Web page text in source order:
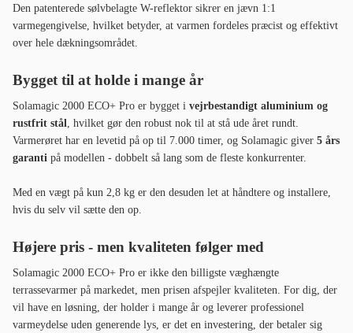
Den patenterede sølvbelagte W-reflektor sikrer en jævn 1:1
varmegengivelse, hvilket betyder, at varmen fordeles præcist og effektivt
over hele dækningsområdet.
Bygget til at holde i mange år
Solamagic 2000 ECO+ Pro er bygget i vejrbestandigt aluminium og
rustfrit stål, hvilket gør den robust nok til at stå ude året rundt.
Varmerøret har en levetid på op til 7.000 timer, og Solamagic giver 5 års
garanti på modellen - dobbelt så lang som de fleste konkurrenter.
Med en vægt på kun 2,8 kg er den desuden let at håndtere og installere,
hvis du selv vil sætte den op.
Højere pris - men kvaliteten følger med
Solamagic 2000 ECO+ Pro er ikke den billigste væghængte
terrassevarmer på markedet, men prisen afspejler kvaliteten. For dig, der
vil have en løsning, der holder i mange år og leverer professionel
varmeydelse uden generende lys, er det en investering, der betaler sig